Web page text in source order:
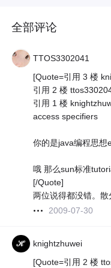
全部评论
TTOS3302041
[Quote=引用 3 楼
引用 2 楼
引用 1 楼
access specifiers
你的是java编程思想
哦 那么sun标准
[/Quote]
两位说得都没错。散
2009-07-30
knightzhuwei
[Quote=引用 2 楼